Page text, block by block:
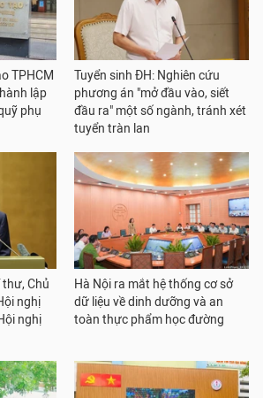
TPHCM
lập
phụ
Tuyển sinh ĐH: Nghiên cứu
phương án "mở đầu vào, siết
đầu ra" một số ngành, tránh xét
tuyển tràn lan
thư, Chủ
nghị
nghị
Hà Nội ra mắt hệ thống cơ sở
dữ liệu về dinh dưỡng và an
toàn thực phẩm học đường